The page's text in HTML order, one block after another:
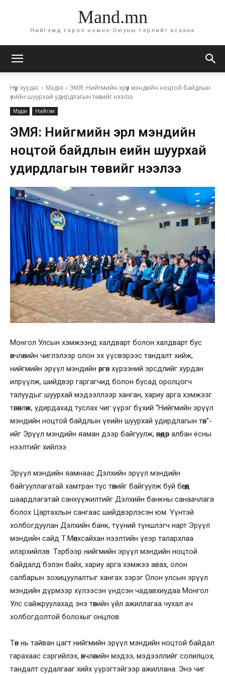
Mand.mn
Нийгэмд гэрэл нэмнэ-Оюуны гэрлийг асаана
Нүүр хуудас Мэдээ
ЭМЯ: Нийгмийн эрүүл мэндийн ноцтой байдлын
үеийн шуурхай удирдлагын төвийг нээлээ
Мэдээ Нийгэм
ЭМЯ: Нийгмийн эрүүл мэндийн
ноцтой байдлын үеийн шуурхай
удирдлагын төвийг нээлээ
Монгол Улсын хэмжээнд халдварт болон халдварт бус
өвчлөлийн чиглэлээр олон эх үүсвэрээс тандалт хийж,
нийгмийн эрүүл мэндийн өргөн хүрээний эрсдлийг хурдан
илрүүлж, шийдвэр гаргагчид болон бусад оролцогч
талуудыг шуурхай мэдээллээр ханган, хариу арга хэмжээг
төлөвлөж, удирдахад туслах чиг үүрэг бүхий “Нийгмийн эрүүл
мэндийн ноцтой байдлын үеийн шуурхай удирдлагын төв”-
ийг Эрүүл мэндийн яаман дээр байгуулж, өнөөдөр албан ёсны
нээлтийг хийлээ.
Эрүүл мэндийн яамнаас Дэлхийн эрүүл мэндийн
байгууллагатай хамтран тус төвийг байгуулж буй бөгөөд
шаардлагатай санхүүжилтийг Дэлхийн банкны санаачлага
болох Цартахлын сангаас шийдвэрлэсэн юм. Үүнтэй
холбогдуулан Дэлхийн банк, түүний түншлэгч нарт Эрүүл
мэндийн сайд Т.Мөнхсайхан нээлтийн үеэр талархлаа
илэрхийлэв. Тэрбээр нийгмийн эрүүл мэндийн ноцтой
байдалд бэлэн байх, хариу арга хэмжээ авах, олон
салбарын зохицуулалтыг хангах зэрэг Олон улсын эрүүл
мэндийн дүрмээр хүлээсэн үндсэн чадавхиудаа Монгол
Улс сайжруулахад энэ төвийн үйл ажиллагаа чухал ач
холбогдолтой болохыг онцлов.
Төв нь тайван цагт нийгмийн эрүүл мэндийн ноцтой байдал
гарахаас сэргийлэх, өвчлөлийн мэдээ, мэдээллийг солилцох,
тандалт судалгааг хийх үүрэгтэйгээр ажиллана. Энэ чиг